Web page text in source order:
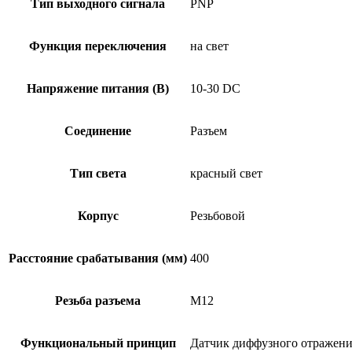
Тип выходного сигнала PNP
Функция переключения на свет
Напряжение питания (В) 10-30 DC
Соединение Разъем
Тип света красный свет
Корпус Резьбовой
Расстояние срабатывания (мм) 400
Резьба разъема M12
Функциональный принцип Датчик диффузного